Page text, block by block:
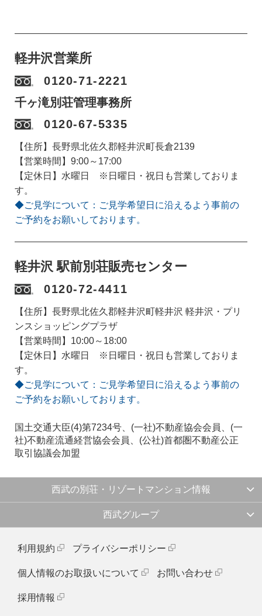
軽井沢営業所
0120-71-2221
千ヶ滝別荘管理事務所
0120-67-5335
【住所】長野県北佐久郡軽井沢町長倉2139
【営業時間】9:00～17:00
【定休日】水曜日 ※日曜日・祝日も営業しておりま
す。
◆ご見学について：ご見学希望日に沿えるよう事前の
ご予約をお願いしております。
軽井沢 駅前別荘販売センター
0120-72-4411
【住所】長野県北佐久郡軽井沢町軽井沢 軽井沢・プリ
ンスショッピングプラザ
【営業時間】10:00～18:00
【定休日】水曜日 ※日曜日・祝日も営業しておりま
す。
◆ご見学について：ご見学希望日に沿えるよう事前の
ご予約をお願いしております。
国土交通大臣(4)第7234号、(一社)不動産協会会員、(一
社)不動産流通経営協会会員、(公社)首都圏不動産公正
取引協議会加盟
西武の別荘・リゾートマンション情報
西武グループ
利用規約 プライバシーポリシー
個人情報のお取扱いについて お問い合わせ
採用情報